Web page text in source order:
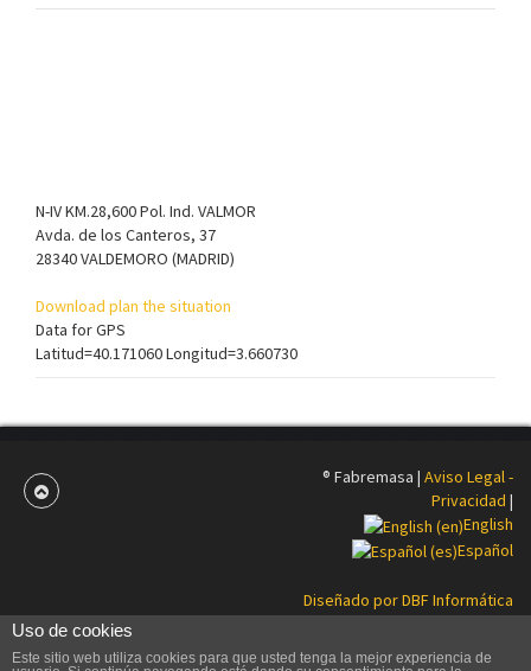
N-IV KM.28,600 Pol. Ind. VALMOR
Avda. de los Canteros, 37
28340 VALDEMORO (MADRID)
Download plan the situation
Data for GPS
Latitud=40.171060 Longitud=3.660730
® Fabremasa | Aviso Legal -
Privacidad |
English
Español
Diseñado por DBF Informática
Uso de cookies
Este sitio web utiliza cookies para que usted tenga la mejor experiencia de